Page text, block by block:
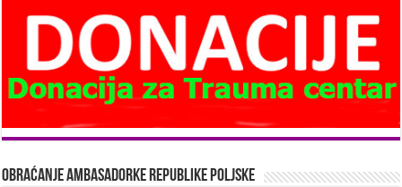
Obraćanje Ambasadorke Republike Poljske